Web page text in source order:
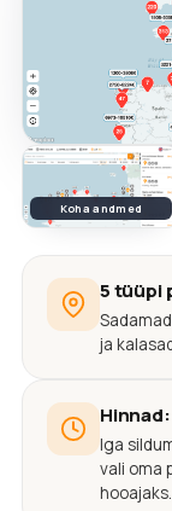
Koha andmed
5 tüüpi
ja
Iga
vali oma
hooajaks.